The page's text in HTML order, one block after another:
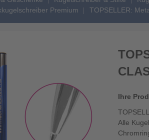
Premium TOPSELLER:
Ihre
Alle